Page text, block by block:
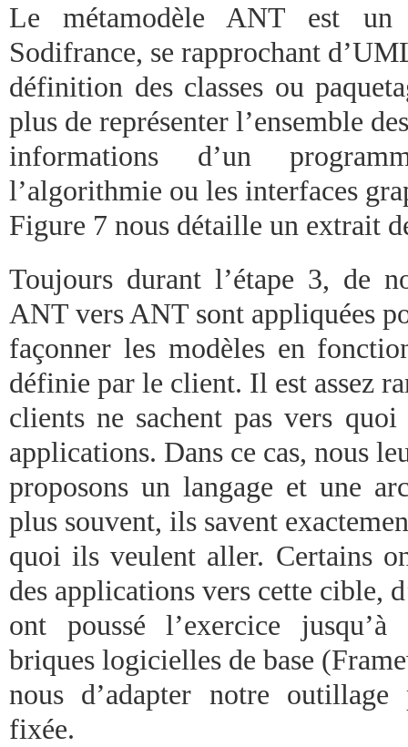
Le métamodèle ANT est un
Sodifrance, se rapprochant
définition des classes ou
plus de représenter l’ensemble des
informations d’un
l’algorithmie ou les interfaces
Figure 7 nous détaille un extrait
Toujours durant l’étape 3, de
ANT vers ANT sont appliquées
façonner les modèles en
définie par le client. Il est assez
clients ne sachent pas vers
applications. Dans ce cas, nous
proposons un langage et une
plus souvent, ils savent
quoi ils veulent aller. Certains
des applications vers cette cible,
ont poussé l’exercice
briques logicielles de base
nous d’adapter notre
fixée.